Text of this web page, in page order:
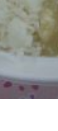
2021年10月(08)
2020年10月(13)
2019年10月(09)
2017年10月(10)